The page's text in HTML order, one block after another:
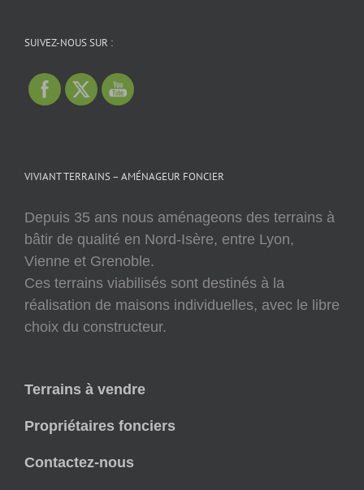
SUIVEZ-NOUS SUR :
VIVIANT TERRAINS – AMÉNAGEUR FONCIER
Depuis 35 ans nous aménageons des terrains à
bâtir de qualité en Nord-Isère, entre Lyon,
Vienne et Grenoble.
Ces terrains viabilisés sont destinés à la
réalisation de maisons individuelles, avec le libre
choix du constructeur.
Terrains à vendre
Propriétaires fonciers
Contactez-nous